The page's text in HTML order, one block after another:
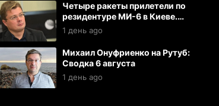
Четыре ракеты прилетели по
резидентуре МИ-6 в Киеве.
Резидент при смерти. Тяжело
ранены 27 офицеров
1 день ago
Михаил Онуфриенко на Рутуб:
Сводка 6 августа
1 день ago